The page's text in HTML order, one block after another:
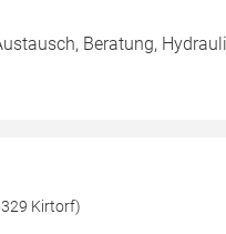
Beratung,
Kirtorf)